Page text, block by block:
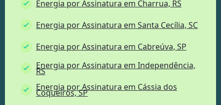
Energia por Assinatura em Charrua, RS
Energia por Assinatura em Santa Cecília, SC
Energia por Assinatura em Cabreúva, SP
Energia por Assinatura em Independência,
RS
Energia por Assinatura em Cássia dos
Coqueiros, SP